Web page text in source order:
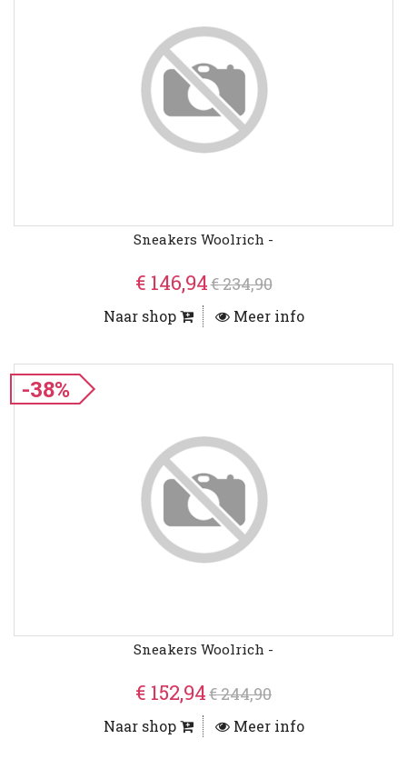
Sneakers Woolrich -
€ 146,94€ 234,90
Naar shop Meer info
-38%
Sneakers Woolrich -
€ 152,94€ 244,90
Naar shop Meer info